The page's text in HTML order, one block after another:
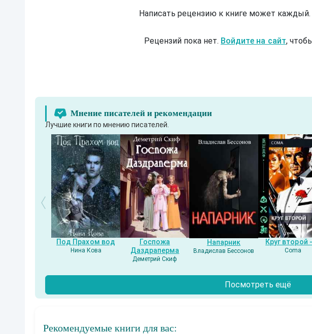
Написать рецензию к книге может каждый.
Рецензий пока нет. Войдите на сайт,
Мнение писателей и рекомендации
Лучшие книги по мнению писателей.
Под Прахом вод
Нина Кова
Госпожа
Даздраперма
Деметрий Скиф
Напарник
Владислав Бессонов
Круг второй
Coma
Посмотреть ещё
Рекомендуемые книги для вас: